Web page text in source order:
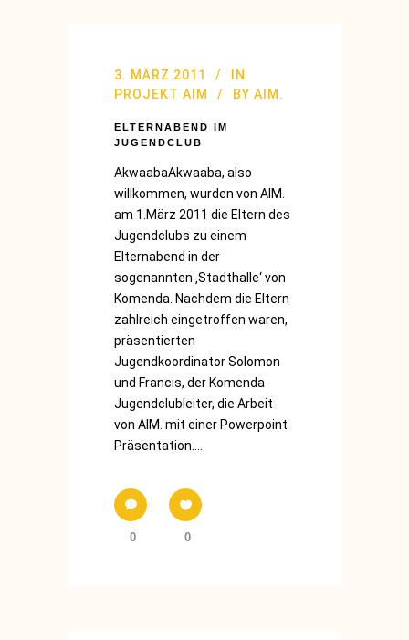
3. MÄRZ 2011
IN
PROJEKT AIM
BY AIM.
ELTERNABEND IM
JUGENDCLUB
AkwaabaAkwaaba, also
willkommen, wurden von AIM.
am 1.März 2011 die Eltern des
Jugendclubs zu einem
Elternabend in der
sogenannten ‚Stadthalle‘ von
Komenda. Nachdem die Eltern
zahlreich eingetroffen waren,
präsentierten
Jugendkoordinator Solomon
und Francis, der Komenda
Jugendclubleiter, die Arbeit
von AIM. mit einer Powerpoint
Präsentation....
0 0